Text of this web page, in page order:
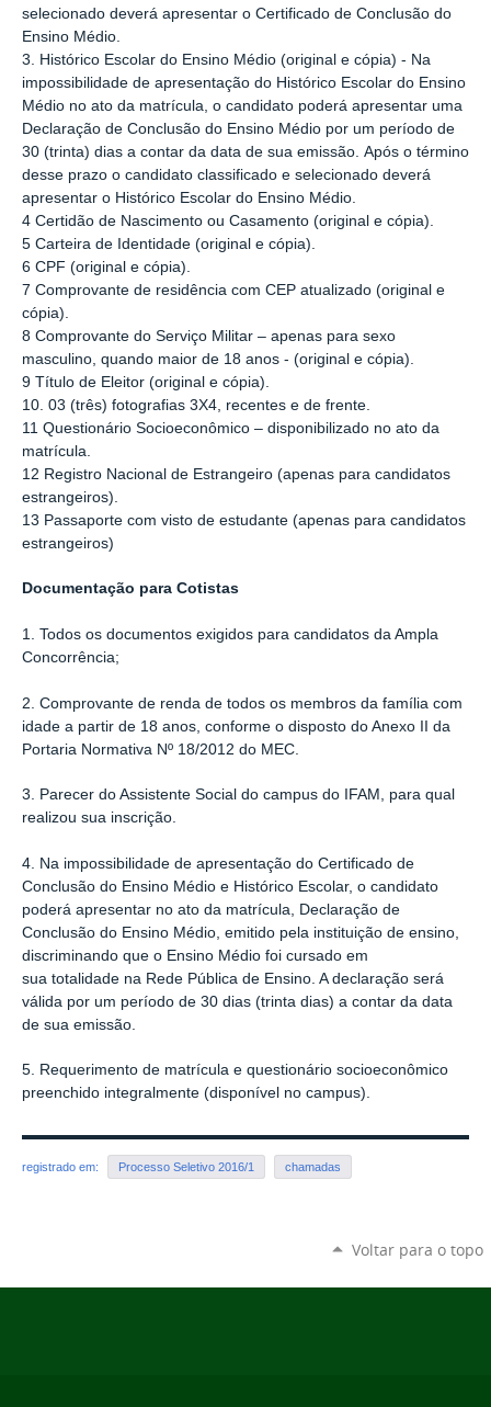
selecionado deverá apresentar o Certificado de Conclusão do
Ensino Médio.
3. Histórico Escolar do Ensino Médio (original e cópia) - Na
impossibilidade de apresentação do Histórico Escolar do Ensino
Médio no ato da matrícula, o candidato poderá apresentar uma
Declaração de Conclusão do Ensino Médio por um período de
30 (trinta) dias a contar da data de sua emissão. Após o término
desse prazo o candidato classificado e selecionado deverá
apresentar o Histórico Escolar do Ensino Médio.
4 Certidão de Nascimento ou Casamento (original e cópia).
5 Carteira de Identidade (original e cópia).
6 CPF (original e cópia).
7 Comprovante de residência com CEP atualizado (original e
cópia).
8 Comprovante do Serviço Militar – apenas para sexo
masculino, quando maior de 18 anos - (original e cópia).
9 Título de Eleitor (original e cópia).
10. 03 (três) fotografias 3X4, recentes e de frente.
11 Questionário Socioeconômico – disponibilizado no ato da
matrícula.
12 Registro Nacional de Estrangeiro (apenas para candidatos
estrangeiros).
13 Passaporte com visto de estudante (apenas para candidatos
estrangeiros)
Documentação para Cotistas
1. Todos os documentos exigidos para candidatos da Ampla
Concorrência;
2. Comprovante de renda de todos os membros da família com
idade a partir de 18 anos, conforme o disposto do Anexo II da
Portaria Normativa Nº 18/2012 do MEC.
3. Parecer do Assistente Social do campus do IFAM, para qual
realizou sua inscrição.
4. Na impossibilidade de apresentação do Certificado de
Conclusão do Ensino Médio e Histórico Escolar, o candidato
poderá apresentar no ato da matrícula, Declaração de
Conclusão do Ensino Médio, emitido pela instituição de ensino,
discriminando que o Ensino Médio foi cursado em
sua totalidade na Rede Pública de Ensino. A declaração será
válida por um período de 30 dias (trinta dias) a contar da data
de sua emissão.
5. Requerimento de matrícula e questionário socioeconômico
preenchido integralmente (disponível no campus).
registrado em: Processo Seletivo 2016/1 chamadas
Voltar para o topo